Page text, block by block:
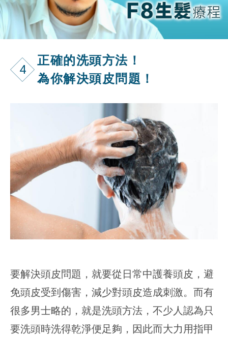
4
正確的洗頭方法！
為你解決頭皮問題！
要解決頭皮問題，就要從日常中護養頭皮，避
免頭皮受到傷害，減少對頭皮造成刺激。而有
很多男士略的，就是洗頭方法，不少人認為只
要洗頭時洗得乾淨便足夠，因此而大力用指甲